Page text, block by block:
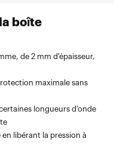
boîte
de 2 mm d'épaisseur,
maximale sans
longueurs d'onde
libérant la pression à
pour Verre , Verre